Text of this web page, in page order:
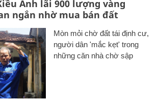
Anh lãi 900 lượng vàng
ngắn nhờ mua bán đất
Mòn mỏi chờ đất tái định cư,
người dân 'mắc kẹt' trong
những căn nhà chờ sập